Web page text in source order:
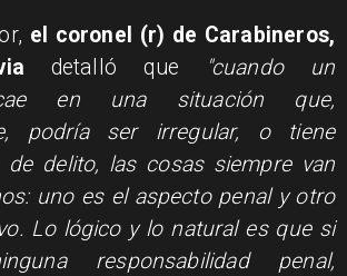
el coronel (r) de Carabineros,
detalló que
"cuando un
en una situación que,
podría ser irregular, o tiene
de delito, las cosas siempre van
uno es el aspecto penal y otro
Lo lógico y lo natural es que si
responsabilidad penal,